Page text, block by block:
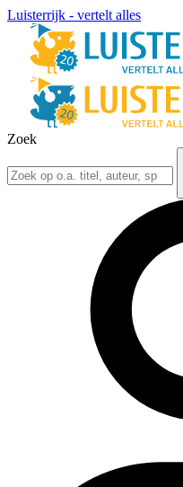
Luisterrijk - vertelt alles
Zoek